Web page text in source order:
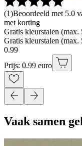
(1)Beoordeeld met 5.0
met korting
Gratis kleurstalen (max.
Gratis kleurstalen
0.99
Prijs: 0.99 euro
Vaak samen